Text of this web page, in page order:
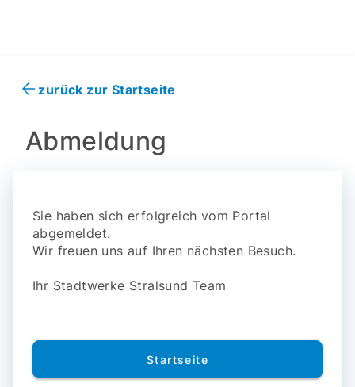
zurück zur Startseite
Abmeldung
Sie haben sich erfolgreich vom Portal
abgemeldet.
Wir freuen uns auf Ihren nächsten Besuch.
Ihr Stadtwerke Stralsund Team
Startseite